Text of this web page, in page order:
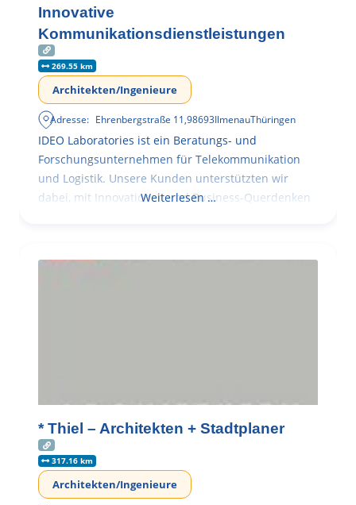
Innovative
Kommunikationsdienstleistungen
269.55 km
Architekten/Ingenieure
Adresse: Ehrenbergstraße 11,98693IlmenauThüringen
IDEO Laboratories ist ein Beratungs- und
Forschungsunternehmen für Telekommunikation
und Logistik. Unsere Kunden unterstützten wir
dabei, mit Innovationen und Business-Querdenken
Weiterlesen …
* Thiel – Architekten + Stadtplaner
317.16 km
Architekten/Ingenieure